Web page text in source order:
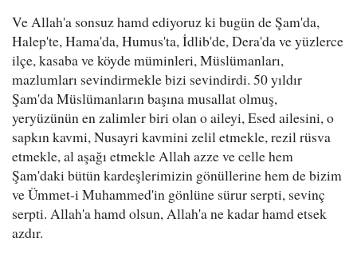
Ve Allah'a sonsuz hamd ediyoruz ki bugün de Şam'da,
Halep'te, Hama'da, Humus'ta, İdlib'de, Dera'da ve yüzlerce
ilçe, kasaba ve köyde müminleri, Müslümanları,
mazlumları sevindirmekle bizi sevindirdi. 50 yıldır
Şam'da Müslümanların başına musallat olmuş,
yeryüzünün en zalimler biri olan o aileyi, Esed ailesini, o
sapkın kavmi, Nusayri kavmini zelil etmekle, rezil rüsva
etmekle, al aşağı etmekle Allah azze ve celle hem
Şam'daki bütün kardeşlerimizin gönüllerine hem de bizim
ve Ümmet-i Muhammed'in gönlüne sürur serpti, sevinç
serpti. Allah'a hamd olsun, Allah'a ne kadar hamd etsek
azdır.